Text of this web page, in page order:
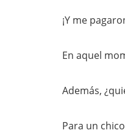
¡Y me
En aquel
Además,
Para un